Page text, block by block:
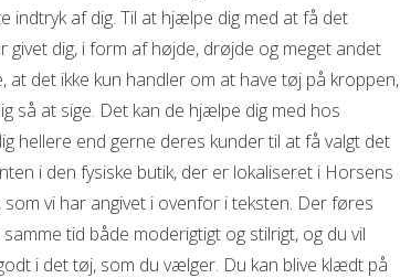
indtryk af dig. Til at hjælpe dig med at få det
dig, i form af højde, drøjde og meget andet
at det ikke kun handler om at have tøj på kroppen,
så at sige. Det kan de hjælpe dig med hos
hellere end gerne deres kunder til at få valgt det
i den fysiske butik, der er lokaliseret i Horsens
vi har angivet i ovenfor i teksten. Der føres
tid både moderigtigt og stilrigt, og du vil
i det tøj, som du vælger. Du kan blive klædt på